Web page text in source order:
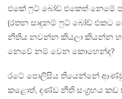
එකේ ෆුට් බෝඩ් එකෙත් නෙමේ
(රතන සාදුනම් ෆුට් බෝඩ් එකට
නීතිය නවන්න කියලා කියන්න
නෙවේ නම් වෙන කොහෙන්ද?
රටේ පොලිසිය තියෙන්නේ
කළොත්, දණ්ඩ නීති සංග්‍රහය